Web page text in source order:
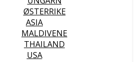
ØSTERRIKE
ASIA
MALDIVENE
THAILAND
USA